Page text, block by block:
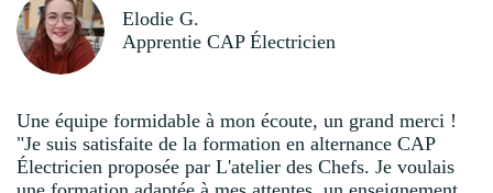
Elodie G.
Apprentie CAP Électricien
Une équipe formidable à mon écoute, un grand merci !
"Je suis satisfaite de la formation en alternance CAP
Électricien proposée par L'atelier des Chefs. Je voulais